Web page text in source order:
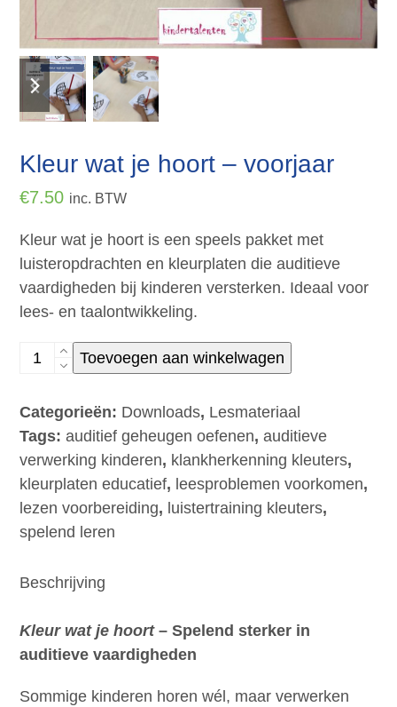
previous
slide
next
slide
Kleur wat je hoort – voorjaar
€7.50 inc. BTW
Kleur wat je hoort is een speels pakket met
luisteropdrachten en kleurplaten die auditieve
vaardigheden bij kinderen versterken. Ideaal voor
lees- en taalontwikkeling.
Kleur
hoort
aantal
Toevoegen aan winkelwagen
Categorieën: Downloads, Lesmateriaal
Tags:auditief geheugen oefenen,auditieve
verwerking kinderen, klankherkenning kleuters,
kleurplaten educatief, leesproblemen voorkomen,
lezen voorbereiding, luistertraining kleuters,
spelend leren
Beschrijving
Kleur wat je hoort– Spelend sterker in
auditieve vaardigheden
Sommige kinderen horen wél, maar verwerken